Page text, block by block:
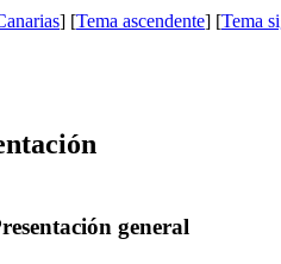
] [Tema ascendente] [Tema
general